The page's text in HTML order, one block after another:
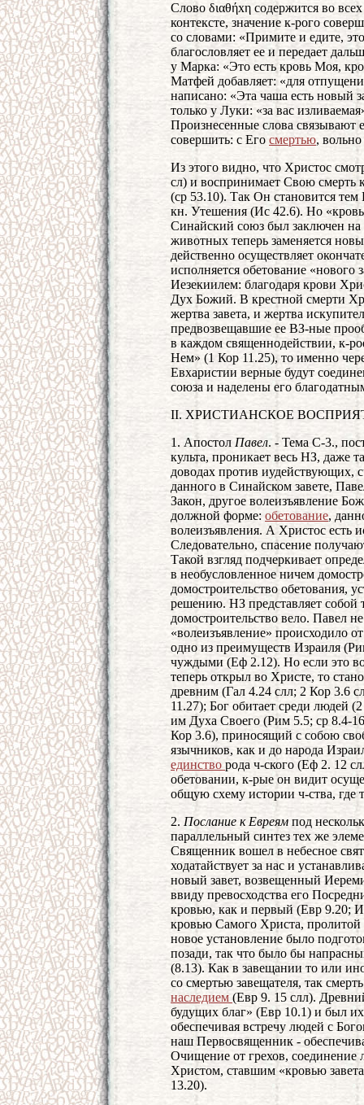
Слово διαθήхη содержится во
контексте, значение к-рого
со словами: «Примите и едите,
благословляет ее и передает
у Марка: «Это есть кровь Моя,
Матфей добавляет: «для
написано: «Эта чаша есть новый
только у Луки: «за вас
Произнесенные слова связывают
совершить: с Его смертью,
Из этого видно, что Христос
сл) и воспринимает Свою смерть
(ср 53.10). Так Он становится
кн. Утешения (Ис 42.6). Но «кровь
Синайский союз был заключен
животных теперь заменяется
действенно осуществляет
исполняется обетование
Иезекиилем: благодаря крови
Дух Божий. В крестной смерти
жертва завета, и жертва
предвозвещавшие ее ВЗ-ные
в каждом священнодействии, к-
Нем» (1 Кор 11.25), то именно
Евхаристии верные будут
союза и наделены его
II. ХРИСТИАНСКОЕ
1. Апостол Павел. - Тема С-3.,
культа, проникает весь НЗ, даже
доводах против иудействующих,
данного в Синайском завете,
Закон, другое волеизъявление
должной форме: обетование,
волеизъявления. А Христос есть
Следовательно, спасение
Такой взгляд подчеркивает
в необусловленное ничем
домостроительство обетования,
решению. НЗ представляет собой
домостроительство вело. Павел
«волеизъявление» происходило
одно из преимуществ Израиля
чуждыми (Еф 2.12). Но если это
теперь открыл во Христе, то
древним (Гал 4.24 слл; 2 Кор 3.6
11.27); Бог обитает среди людей
им Духа Своего (Рим 5.5; ср 8.4-
Кор 3.6), приносящий с собою
язычников, как и до народа
единство рода ч-ского (Еф 2. 12
обетовании, к-рые он видит
общую схему истории ч-ства, где
2. Послание к Евреям под
параллельный синтез тех же
Священник вошел в небесное
ходатайствует за нас и
новый завет, возвещенный
ввиду превосходства его
кровью, как и первый (Евр 9.20;
кровью Самого Христа,
новое установление было
позади, так что было бы
(8.13). Как в завещании то или
со смертью завещателя, так
наследием (Евр 9. 15 слл).
будущих благ» (Евр 10.1) и был
обеспечивая встречу людей с
наш Первосвященник -
Очищение от грехов, соединение
Христом, ставшим «кровью
13.20).